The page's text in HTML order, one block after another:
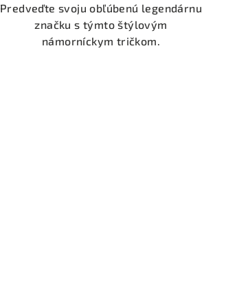
Predveďte svoju obľúbenú legendárnu
značku s týmto štýlovým
námorníckym tričkom.